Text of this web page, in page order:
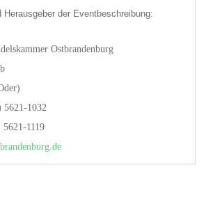
Herausgeber der Eventbeschreibung:
Ostbrandenburg
5621-1032
1119